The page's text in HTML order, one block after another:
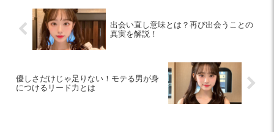
出会い直し意味とは？再び出会うことの
真実を解説！
優しさだけじゃ足りない！モテる男が身
につけるリード力とは